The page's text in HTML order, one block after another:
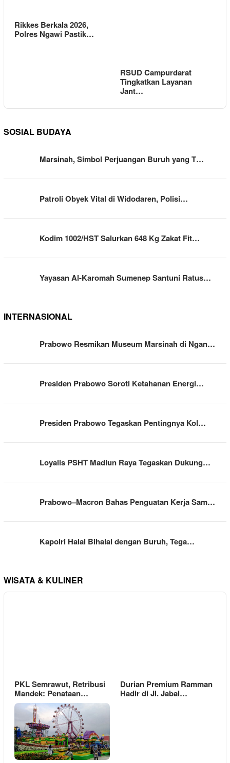
Rikkes Berkala 2026,
Polres Ngawi Pastik…
RSUD Campurdarat
Tingkatkan Layanan
Jant…
SOSIAL BUDAYA
Marsinah, Simbol Perjuangan Buruh yang T…
Patroli Obyek Vital di Widodaren, Polisi…
Kodim 1002/HST Salurkan 648 Kg Zakat Fit…
Yayasan Al-Karomah Sumenep Santuni Ratus…
INTERNASIONAL
Prabowo Resmikan Museum Marsinah di Ngan…
Presiden Prabowo Soroti Ketahanan Energi…
Presiden Prabowo Tegaskan Pentingnya Kol…
Loyalis PSHT Madiun Raya Tegaskan Dukung…
Prabowo–Macron Bahas Penguatan Kerja Sam…
Kapolri Halal Bihalal dengan Buruh, Tega…
WISATA & KULINER
PKL Semrawut, Retribusi
Mandek: Penataan…
Durian Premium Ramman
Hadir di Jl. Jabal…